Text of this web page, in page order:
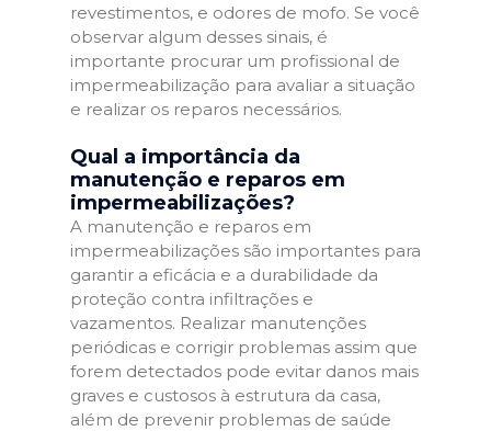
revestimentos, e odores de mofo. Se você
observar algum desses sinais, é
importante procurar um profissional de
impermeabilização para avaliar a situação
e realizar os reparos necessários.
Qual a importância da
manutenção e reparos em
impermeabilizações?
A manutenção e reparos em
impermeabilizações são importantes para
garantir a eficácia e a durabilidade da
proteção contra infiltrações e
vazamentos. Realizar manutenções
periódicas e corrigir problemas assim que
forem detectados pode evitar danos mais
graves e custosos à estrutura da casa,
além de prevenir problemas de saúde